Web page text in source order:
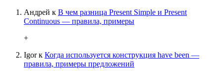
Андрей к В чем разница Present Simple и Present
Continuous — правила, примеры
+
Igorк Когда используется конструкция have been —
правила, примеры предложений